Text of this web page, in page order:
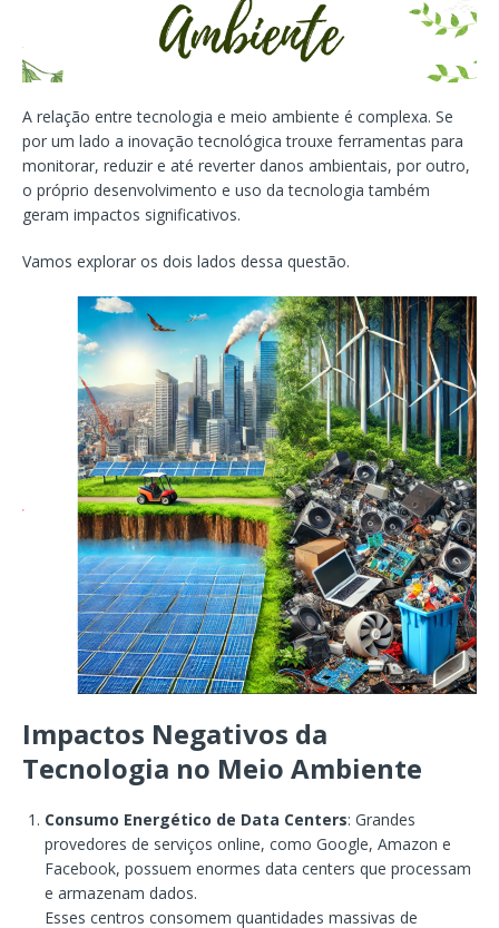
A relação entre tecnologia e meio ambiente é complexa. Se
por um lado a inovação tecnológica trouxe ferramentas para
monitorar, reduzir e até reverter danos ambientais, por outro,
o próprio desenvolvimento e uso da tecnologia também
geram impactos significativos.
Vamos explorar os dois lados dessa questão.
Impactos Negativos da
Tecnologia no Meio Ambiente
Consumo Energético de Data Centers: Grandes
provedores de serviços online, como Google, Amazon e
Facebook, possuem enormes data centers que processam
e armazenam dados.
Esses centros consomem quantidades massivas de